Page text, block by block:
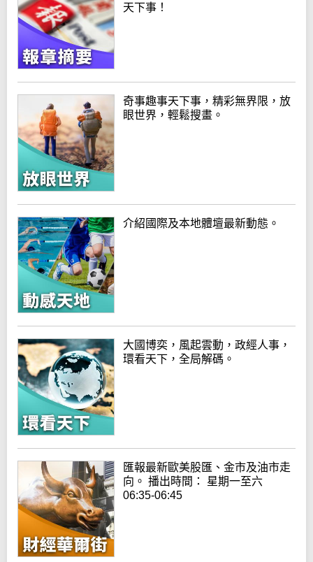
天下事！
奇事趣事天下事，精彩無界限，放
眼世界，輕鬆搜畫。
介紹國際及本地體壇最新動態。
大國博奕，風起雲動，政經人事，
環看天下，全局解碼。
匯報最新歐美股匯、金市及油市走
向。 播出時間： 星期一至六
06:35-06:45